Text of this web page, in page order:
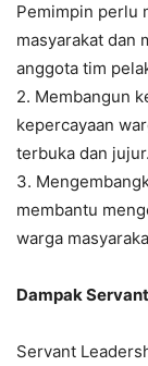
Pemimpin perlu
masyarakat dan
anggota tim
2. Membangun
kepercayaan
terbuka dan jujur.
3.
membantu
warga
Dampak
Servant